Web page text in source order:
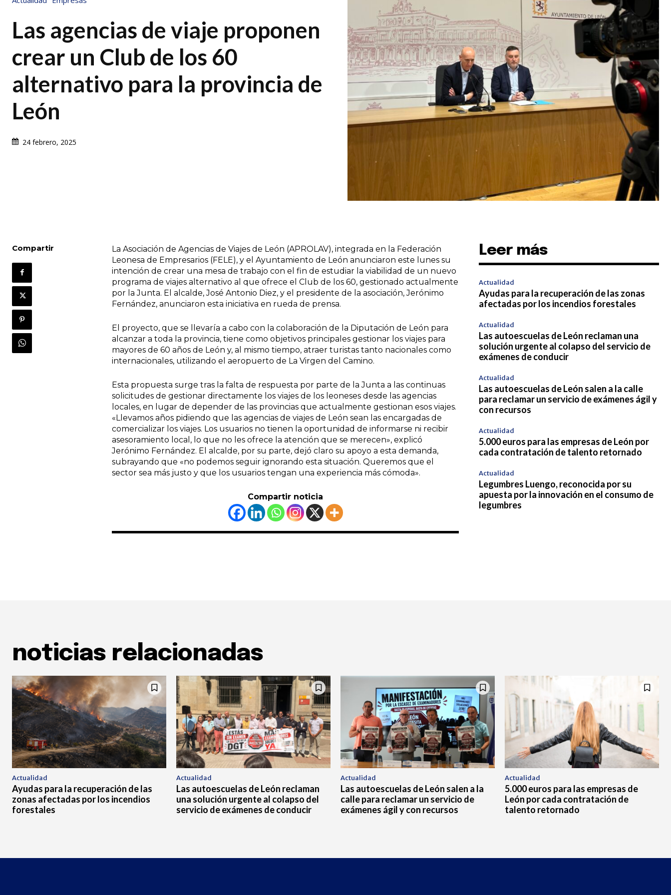
Las agencias de viaje proponen
crear un Club de los 60
alternativo para la provincia de
León
24 febrero, 2025
Compartir
La Asociación de Agencias de Viajes de León (APROLAV), integrada en la Federación
Leonesa de Empresarios (FELE), y el Ayuntamiento de León anunciaron este lunes su
intención de crear una mesa de trabajo con el fin de estudiar la viabilidad de un nuevo
programa de viajes alternativo al que ofrece el Club de los 60, gestionado actualmente
por la Junta. El alcalde, José Antonio Diez, y el presidente de la asociación, Jerónimo
Fernández, anunciaron esta iniciativa en rueda de prensa.
El proyecto, que se llevaría a cabo con la colaboración de la Diputación de León para
alcanzar a toda la provincia, tiene como objetivos principales gestionar los viajes para
mayores de 60 años de León y, al mismo tiempo, atraer turistas tanto nacionales como
internacionales, utilizando el aeropuerto de La Virgen del Camino.
Esta propuesta surge tras la falta de respuesta por parte de la Junta a las continuas
solicitudes de gestionar directamente los viajes de los leoneses desde las agencias
locales, en lugar de depender de las provincias que actualmente gestionan esos viajes.
«Llevamos años pidiendo que las agencias de viajes de León sean las encargadas de
comercializar los viajes. Los usuarios no tienen la oportunidad de informarse ni recibir
asesoramiento local, lo que no les ofrece la atención que se merecen», explicó
Jerónimo Fernández. El alcalde, por su parte, dejó claro su apoyo a esta demanda,
subrayando que «no podemos seguir ignorando esta situación. Queremos que el
sector sea más justo y que los usuarios tengan una experiencia más cómoda».
Compartir noticia
Leer más
Actualidad
Ayudas para la recuperación de las zonas
afectadas por los incendios forestales
Actualidad
Las autoescuelas de León reclaman una
solución urgente al colapso del servicio de
exámenes de conducir
Actualidad
Las autoescuelas de León salen a la calle
para reclamar un servicio de exámenes ágil y
con recursos
Actualidad
5.000 euros para las empresas de León por
cada contratación de talento retornado
Actualidad
Legumbres Luengo, reconocida por su
apuesta por la innovación en el consumo de
legumbres
noticias relacionadas
Actualidad
Ayudas para la recuperación de las
zonas afectadas por los incendios
forestales
Actualidad
Las autoescuelas de León reclaman
una solución urgente al colapso del
servicio de exámenes de conducir
Actualidad
Las autoescuelas de León salen a la
calle para reclamar un servicio de
exámenes ágil y con recursos
Actualidad
5.000 euros para las empresas de
León por cada contratación de
talento retornado